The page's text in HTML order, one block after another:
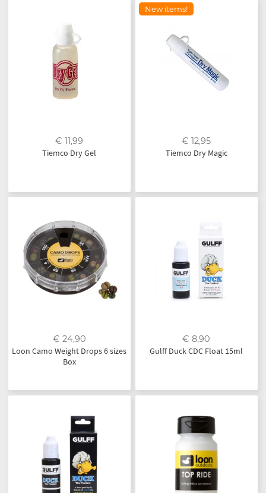
€ 11,99
Tiemco Dry Gel
New items!
€ 12,95
Tiemco Dry Magic
€ 24,90
Loon Camo Weight Drops 6 sizes
Box
€ 8,90
Gulff Duck CDC Float 15ml